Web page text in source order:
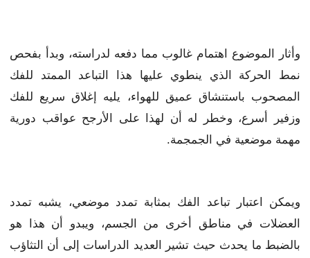
وأثار الموضوع اهتمام غالوب مما دفعه لدراسته، وبدأ بفحص
نمط الحركة الذي ينطوي عليها هذا التباعد الممتد للفك
المصحوب باستنشاق عميق للهواء، يليه إغلاق سريع للفك
وزفير أسرع، وخطر له أن لهذا على الأرجح عواقب دورية
مهمة موضعية في الجمجمة.
ويمكن اعتبار تباعد الفك بمثابة تمدد موضعي، يشبه تمدد
العضلات في مناطق أخرى من الجسم، ويبدو أن هذا هو
بالضبط ما يحدث حيث تشير العديد الدراسات إلى أن التثاؤب